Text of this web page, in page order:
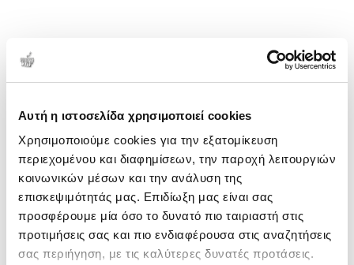
Αυτή η ιστοσελίδα χρησιμοποιεί cookies
Χρησιμοποιούμε cookies για την εξατομίκευση
περιεχομένου και διαφημίσεων, την παροχή λειτουργιών
κοινωνικών μέσων και την ανάλυση της
επισκεψιμότητάς μας. Επιδίωξη μας είναι σας
προσφέρουμε μία όσο το δυνατό πιο ταιριαστή στις
προτιμήσεις σας και πιο ενδιαφέρουσα στις αναζητήσεις
σας περιήγηση, με τις καλύτερες δυνατές προτάσεις.